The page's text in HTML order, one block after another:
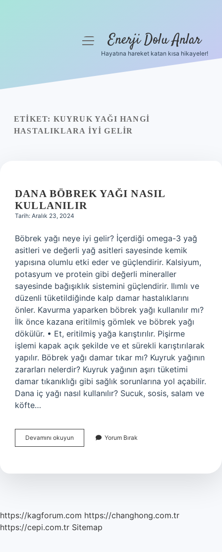
Yasal Uyarı
menüyüEnerji Dolu Anlar
Hayatına hareket katan kısa hikayeler!
ETIKET: KUYRUK YAĞI HANGI
HASTALIKLARA IYI GELIR
DANA BÖBREK YAĞI NASIL
KULLANILIR
Tarih: Aralık 23, 2024
Böbrek yağı neye iyi gelir? İçerdiği omega-3 yağ
asitleri ve değerli yağ asitleri sayesinde kemik
yapısına olumlu etki eder ve güçlendirir. Kalsiyum,
potasyum ve protein gibi değerli mineraller
sayesinde bağışıklık sistemini güçlendirir. Ilımlı ve
düzenli tüketildiğinde kalp damar hastalıklarını
önler. Kavurma yaparken böbrek yağı kullanılır mı?
İlk önce kazana eritilmiş gömlek ve böbrek yağı
dökülür. • Et, eritilmiş yağa karıştırılır. Pişirme
işlemi kapak açık şekilde ve et sürekli karıştırılarak
yapılır. Böbrek yağı damar tıkar mı? Kuyruk yağının
zararları nelerdir? Kuyruk yağının aşırı tüketimi
damar tıkanıklığı gibi sağlık sorunlarına yol açabilir.
Dana iç yağı nasıl kullanılır? Sucuk, sosis, salam ve
köfte…
Devamını okuyun
Böbrek
Kullanılır
Yorum Bırak
https://kagforum.com https://changhong.com.tr
https://cepi.com.tr Sitemap